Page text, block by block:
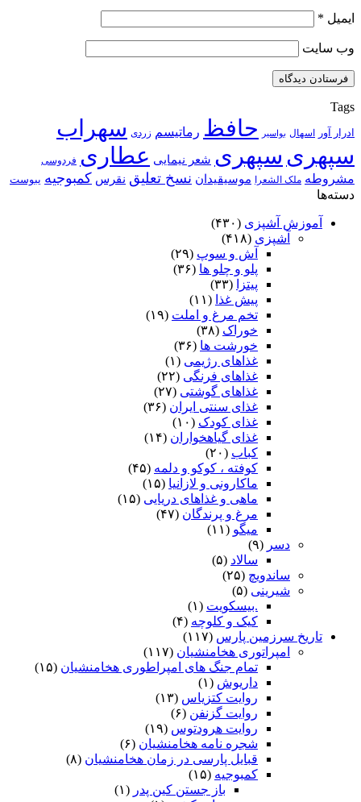
ایمیل *
وب‌ سایت
Tags
ادرار آور اسهال بواسیر حافظ رماتیسم زردی سهراب
سپهری سپهری شعر نیمایی عطاری فردوسی
مشروطه ملک الشعرا موسیقیدان نسخ تعلیق نقرس کمبوجیه یبوست
دسته‌ها
آموزش آشپزی (۴۳۰)
آشپزی (۴۱۸)
آش و سوپ (۲۹)
پلو و چلو ها (۳۶)
پیتزا
(۳۳)
پیش غذا (۱۱)
تخم مرغ و املت (۱۹)
خوراک (۳۸)
خورشت ها (۳۶)
غذاهای رژیمی (۱)
غذاهای فرنگی (۲۲)
غذاهای گوشتی (۲۷)
غذای سنتی ایران (۳۶)
غذای کودک (۱۰)
غذای گیاهخواران (۱۴)
کباب (۲۰)
کوفته ، کوکو و دلمه (۴۵)
ماکارونی و لازانیا (۱۵)
ماهی و غذاهای دریایی (۱۵)
مرغ و پرندگان (۴۷)
میگو (۱۱)
دسر (۹)
سالاد (۵)
ساندویچ (۲۵)
شیرینی (۵)
.بیسکویت (۱)
کیک و کلوچه (۴)
تاریخ سرزمین پارس (۱۱۷)
امپراتوری هخامنشیان (۱۱۷)
تمام جنگ های امپراطوری هخامنشیان (۱۵)
داریوش (۱)
روایت کتزیاس (۱۳)
روایت گزنفن (۶)
روایت هرودتوس (۱۹)
شجره نامه هخامنشیان (۶)
قبایل پارسی در زمان هخامنشیان (۸)
کمبوجیه (۱۵)
باز جستن کین پدر (۱)